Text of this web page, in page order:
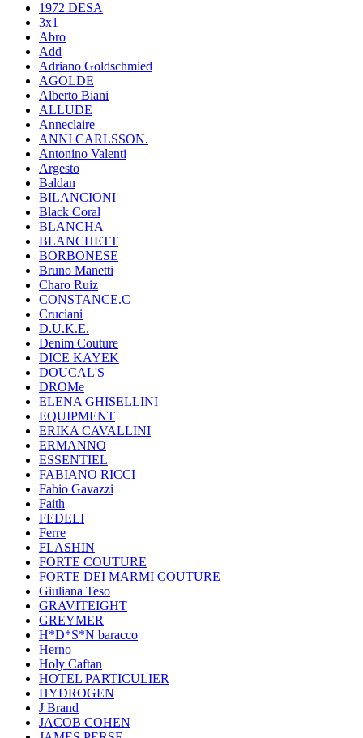
1972 DESA
3x1
Abro
Add
Adriano Goldschmied
AGOLDE
Alberto Biani
ALLUDE
Anneclaire
ANNI CARLSSON.
Antonino Valenti
Argesto
Baldan
BILANCIONI
Black Coral
BLANCHA
BLANCHETT
BORBONESE
Bruno Manetti
Charo Ruiz
CONSTANCE.C
Cruciani
D.U.K.E.
Denim Couture
DICE KAYEK
DOUCAL'S
DROMe
ELENA GHISELLINI
EQUIPMENT
ERIKA CAVALLINI
ERMANNO
ESSENTIEL
FABIANO RICCI
Fabio Gavazzi
Faith
FEDELI
Ferre
FLASHIN
FORTE COUTURE
FORTE DEI MARMI COUTURE
Giuliana Teso
GRAVITEIGHT
GREYMER
H*D*S*N baracco
Herno
Holy Caftan
HOTEL PARTICULIER
HYDROGEN
J Brand
JACOB COHEN